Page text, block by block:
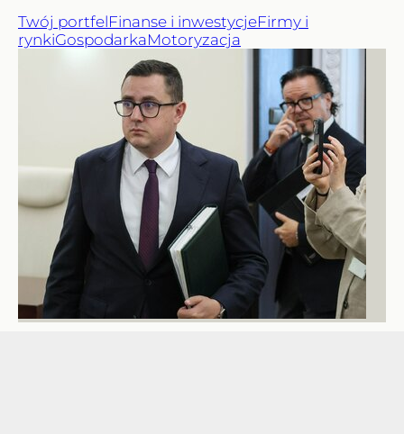
Twój portfelFinanse i inwestycjeFirmy i
rynkiGospodarkaMotoryzacja